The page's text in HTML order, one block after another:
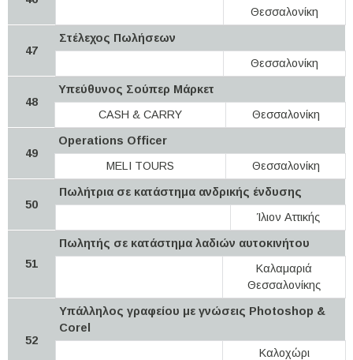
Θεσσαλονίκη
47
Στέλεχος Πωλήσεων
Θεσσαλονίκη
48
Υπεύθυνος Σούπερ Μάρκετ
CASH & CARRY
Θεσσαλονίκη
49
Operations Officer
MELI TOURS
Θεσσαλονίκη
50
Πωλήτρια σε κατάστημα ανδρικής ένδυσης
Ίλιον Αττικής
51
Πωλητής σε κατάστημα λαδιών αυτοκινήτου
Καλαμαριά
Θεσσαλονίκης
52
Υπάλληλος γραφείου με γνώσεις Photoshop &
Corel
Καλοχώρι